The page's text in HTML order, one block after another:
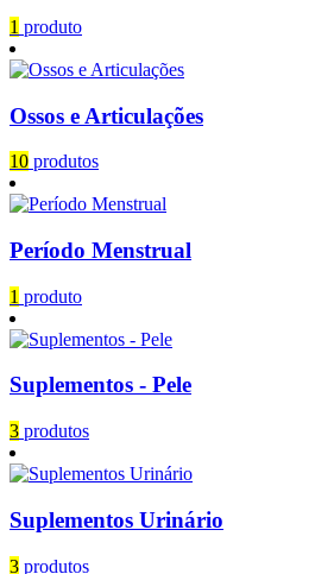
1 produto
Ossos e Articulações
10 produtos
Período Menstrual
1 produto
Suplementos - Pele
3 produtos
Suplementos Urinário
3 produtos